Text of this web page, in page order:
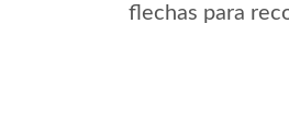
flechas para